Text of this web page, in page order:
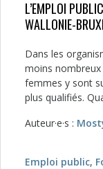
L’EMPLOI
WALLONIE-
Dans les
moins nombreux
femmes y sont
plus qualifiés.
Auteur·e·s :
Emploi public,